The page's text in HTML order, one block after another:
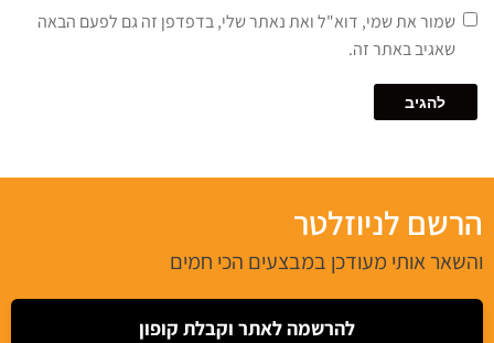
שמור את שמי, דוא"ל ואת נאתר שלי, בדפדפן זה גם לפעם הבאה
שאגיב באתר זה.
הרשם לניוזלטר
והשאר אותי מעודכן במבצעים הכי חמים
להרשמה לאתר וקבלת קופון